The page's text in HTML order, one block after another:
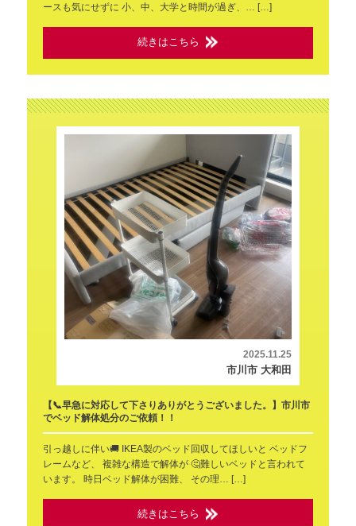
ースも気にせずに 小、中、大学と時間が過ぎ、… […]
続きはこちら
2025.11.25
市川市 大和田
【📞早急に対応して下さりありがとうございました。】市川市
でベッド解体処分のご依頼！！
引っ越しに伴い🚚 IKEA製のベッド回収してほしいと ベッドフ
レームなど、 複雑な構造で解体が 🤔難しいベッドと言われて
います。 時日ベッド解体が困難、 その理… […]
続きはこちら